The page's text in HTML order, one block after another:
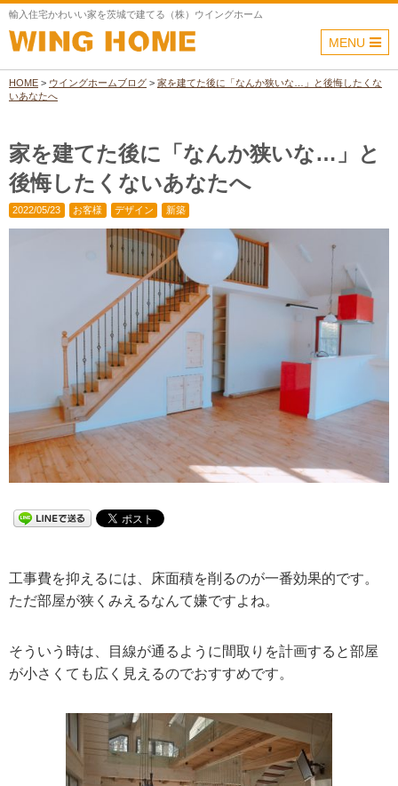
輸入住宅かわいい家を茨城で建てる（株）ウイングホーム
MENU
HOME > ウイングホームブログ > 家を建てた後に「なんか狭いな…」と後悔したくな
いあなたへ
家を建てた後に「なんか狭いな…」と
後悔したくないあなたへ
2022/05/23 お客様 デザイン 新築
工事費を抑えるには、床面積を削るのが一番効果的です。
ただ部屋が狭くみえるなんて嫌ですよね。
そういう時は、目線が通るように間取りを計画すると部屋
が小さくても広く見えるのでおすすめです。